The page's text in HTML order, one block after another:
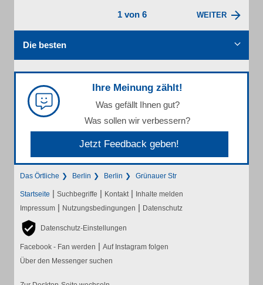
1 von 6 WEITER
Die besten
Ihre Meinung zählt!
Was gefällt Ihnen gut?
Was sollen wir verbessern?
Jetzt Feedback geben!
Das Örtliche Berlin Berlin Grünauer Str
Startseite | Suchbegriffe | Kontakt | Inhalte melden
Impressum | Nutzungsbedingungen | Datenschutz
Datenschutz-Einstellungen
Facebook - Fan werden | Auf Instagram folgen
Über den Messenger suchen